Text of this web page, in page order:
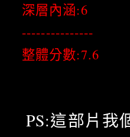
深層內涵:6
---------------
整體分數:7.6
PS:這部片我